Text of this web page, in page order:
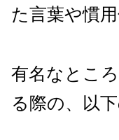
た言葉や慣
有名なとこ
る際の、以